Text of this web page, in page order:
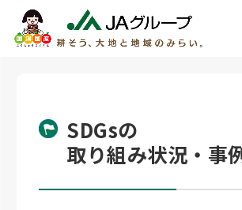
SDGsの
取り組み状況・事